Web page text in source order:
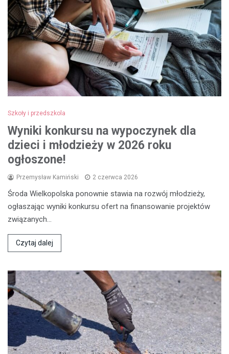
Szkoły i przedszkola
Wyniki konkursu na wypoczynek dla
dzieci i młodzieży w 2026 roku
ogłoszone!
Przemysław Kamiński 2 czerwca 2026
Środa Wielkopolska ponownie stawia na rozwój młodzieży,
ogłaszając wyniki konkursu ofert na finansowanie projektów
związanych…
Czytaj dalej